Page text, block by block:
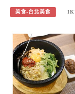
美食-台北美食